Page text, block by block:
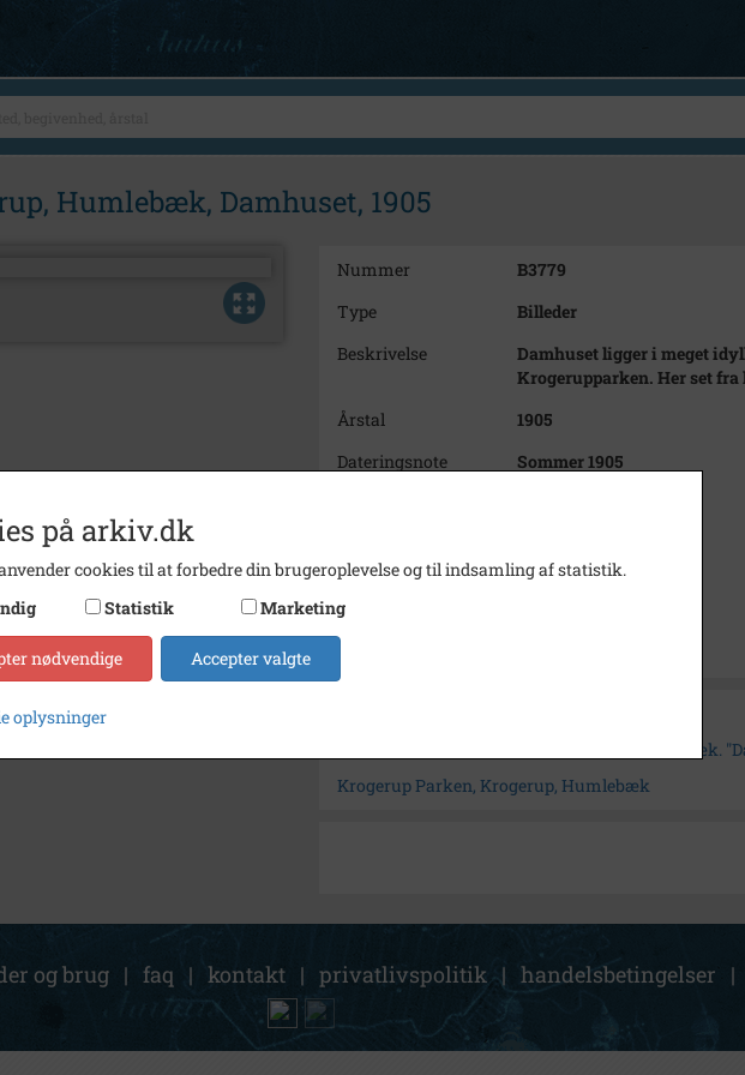
Humlebæk, Damhuset, 1905
Nummer
B3779
Type
Billeder
Beskrivelse
Damhuset ligger i meget
Krogerupparken. Her set fra
Årstal
1905
Dateringsnote
Sommer 1905
Arkiv
Fredensborg
Krogerupvej 17, matr. 1mq, Krogerup, Humlebæk.
Krogerup Parken, Krogerup, Humlebæk
og brug | faq | kontakt | privatlivspolitik | handelsbetingelser |
på arkiv.dk
cookies til at forbedre din brugeroplevelse og til indsamling af statistik.
Statistik Marketing
nødvendige Accepter valgte
oplysninger